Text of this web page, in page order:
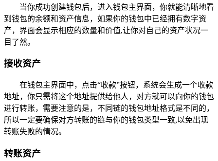
当你成功创建钱包后，进入钱包主界面，你就能清晰地看
到钱包的余额和资产信息，如果你的钱包中已经拥有数字资
产，界面会显示相应的数量和价值,让你对自己的资产状况一
目了然。
接收资产
在钱包主界面中，点击“收款”按钮，系统会生成一个收款
地址，你只需将这个地址提供给他人，对方就可以向你的钱包
进行转账，需要注意的是，不同链的钱包地址格式是不同的，
所以一定要确保对方转账的链与你的钱包类型一致,以免出现
转账失败的情况。
转账资产